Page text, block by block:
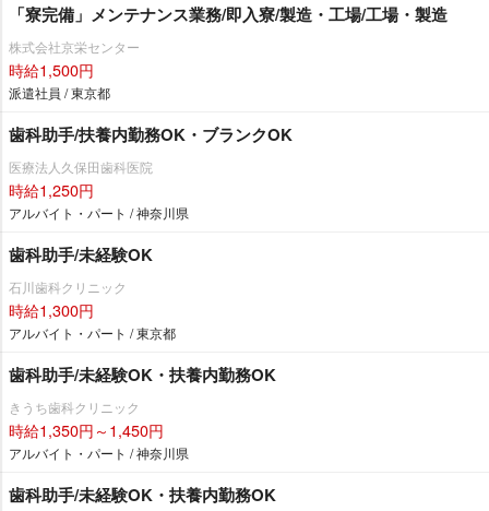
「寮完備」メンテナンス業務/即入寮/製造・工場/工場・製造
株式会社京栄センター
時給1,500円
派遣社員 / 東京都
歯科助手/扶養内勤務OK・ブランクOK
医療法人久保田歯科医院
時給1,250円
アルバイト・パート / 神奈川県
歯科助手/未経験OK
石川歯科クリニック
時給1,300円
アルバイト・パート / 東京都
歯科助手/未経験OK・扶養内勤務OK
きうち歯科クリニック
時給1,350円～1,450円
アルバイト・パート / 神奈川県
歯科助手/未経験OK・扶養内勤務OK